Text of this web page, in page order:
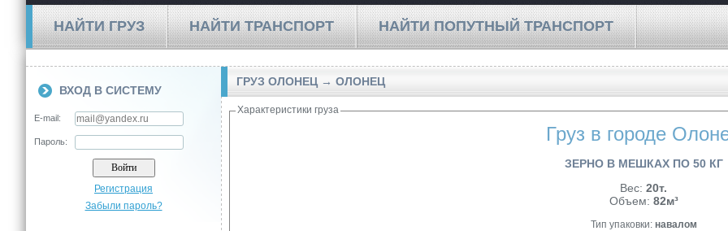
НАЙТИ ГРУЗ НАЙТИ ТРАНСПОРТ НАЙТИ ПОПУТНЫЙ ТРАНСПОРТ
ВХОД В СИСТЕМУ
E-mail:
Пароль:
Регистрация
Забыли пароль?
ГРУЗ ОЛОНЕЦ → ОЛОНЕЦ
Характеристики груза
Груз в городе
ЗЕРНО В МЕШКАХ ПО 50 КГ
Вес: 20т.
Объем: 82м³
Тип упаковки: навалом